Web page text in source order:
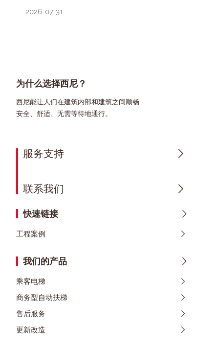
2026-07-31
为什么选择西尼？
西尼能让人们在建筑内部和建筑之间顺畅
安全、舒适、无需等待地通行。
服务支持
联系我们
快速链接
工程案例
我们的产品
乘客电梯
商务型自动扶梯
售后服务
更新改造